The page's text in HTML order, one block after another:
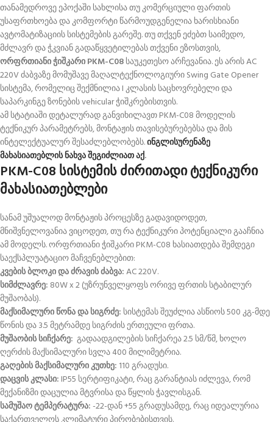
თანამედროვე ეპოქაში სახლისა თუ კომერციული ფართის
უსაფრთხოება და კომფორტი წარმოუდგენელია ხარისხიანი
ავტომატიზაციის სისტემების გარეშე. თუ თქვენ ეძებთ საიმედო,
მძლავრ და ჭკვიან გადაწყვეტილებას თქვენი ეზოსთვის,
ორფრთიანი ჭიშკარი PKM-C08საუკეთესო არჩევანია. ეს არის AC
220V ძაბვაზე მომუშავე მაღალტექნოლოგიური Swing Gate Opener
სისტემა, რომელიც შექმნილია I კლასის საცხოვრებელი და
საპარკინგე ზონების vehicular ჭიშკრებისთვის.
ამ სტატიაში დეტალურად განვიხილავთ PKM-C08 მოდელის
ტექნიკურ პარამეტრებს, მონტაჟის თავისებურებებსა და მის
ინტელექტუალურ შესაძლებლობებს.ინგლისურენაზე
მახასიათებლის ნახვა შეგიძლიათ აქ.
PKM-C08 სისტემის ძირითადი ტექნიკური
მახასიათებლები
სანამ უშუალოდ მონტაჟის პროცესზე გადავიდოდეთ,
მნიშვნელოვანია ვიცოდეთ, თუ რა ტექნიკური პოტენციალი გააჩნია
ამ მოდელს. ორფრთიანი ჭიშკარი PKM-C08 ხასიათდება შემდეგი
საექსპლუატაციო მაჩვენებლებით:
კვების ბლოკი და ძრავის ძაბვა:AC 220V.
სიმძლავრე: 80W x 2(უზრუნველყოფს ორივე ფრთის სტაბილურ
მუშაობას).
მაქსიმალური წონა და სიგრძე: სისტემას შეუძლია ასწიოს 500 კგ-მდე
წონის და 3.5 მეტრამდე სიგრძის ერთეული ფრთა.
მუშაობის სიჩქარე: გადაადგილების სიჩქარეა 2.5 სმ/წმ, ხოლო
ღერძის მაქსიმალური სვლა 400 მილიმეტრია.
გაღების მაქსიმალური კუთხე: 110 გრადუსი.
დაცვის კლასი: IP55 სერტიფიკატი, რაც გარანტიას იძლევა, რომ
მექანიზმი დაცულია მტვრისა და წყლის ჭავლისგან.
სამუშაო ტემპერატურა:-22-დან+55 გრადუსამდე, რაც იდეალურია